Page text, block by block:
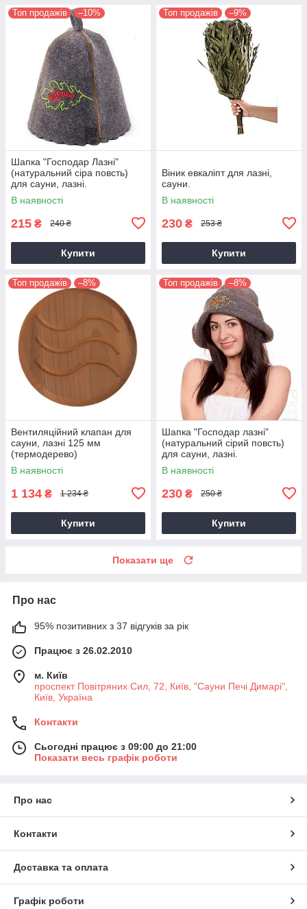
Топ продажів –10%
Шапка "Господар Лазні"
(натуральний сіра повсть)
для сауни, лазні.
В наявності
215 ₴ 240 ₴
Купити
Топ продажів –9%
Віник евкаліпт для лазні,
сауни.
В наявності
230 ₴ 253 ₴
Купити
Топ продажів –8%
Вентиляційний клапан для
сауни, лазні 125 мм
(термодерево)
В наявності
1 134 ₴ 1 234 ₴
Купити
Топ продажів –8%
Шапка "Господар лазні"
(натуральний сірий повсть)
для сауни, лазні.
В наявності
230 ₴ 250 ₴
Купити
Показати ще
Про нас
95% позитивних з 37 відгуків за рік
Працює з 26.02.2010
м. Київ
проспект Повітряних Сил, 72, Київ, "Сауни Печі Димарі",
Київ, Україна
Контакти
Сьогодні працює з 09:00 до 21:00
Показати весь графік роботи
Про нас
Контакти
Доставка та оплата
Графік роботи